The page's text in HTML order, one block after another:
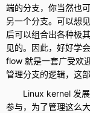
端的分支，你当然也
另一个分支。可以想
后可以组合出各种极
见的。因此，好好学
flow 就是一套广受欢
管理分支的逻辑，这
Linux kernel 发
参与，为了管理这么